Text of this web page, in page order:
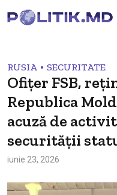
RUSIA • SECURITATE
Ofițer FSB,
Republica
acuză de
securității
iunie 23, 2026